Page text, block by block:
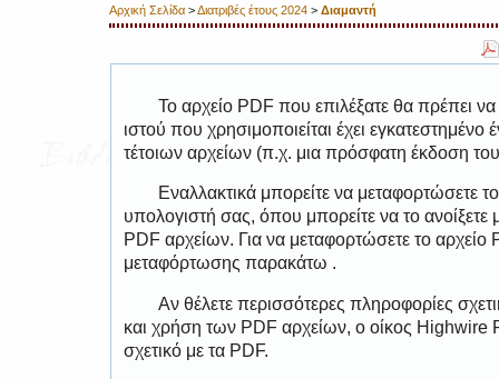
Αρχική Σελίδα >Διατριβές έτους 2024 > Διαμαντή
Το αρχείο PDF που επιλέξατε θα πρέπει
ιστού που χρησιμοποιείται έχει
τέτοιων αρχείων (π.χ. μια πρόσφατη έκδοση
Εναλλακτικά μπορείτε να μεταφορτώσετε
υπολογιστή σας, όπου μπορείτε να το
PDF αρχείων. Για να μεταφορτώσετε το
μεταφόρτωσης παρακάτω .
Αν θέλετε περισσότερες πληροφορίες
και χρήση των PDF αρχείων, ο οίκος Highwire
σχετικό με τα PDF.